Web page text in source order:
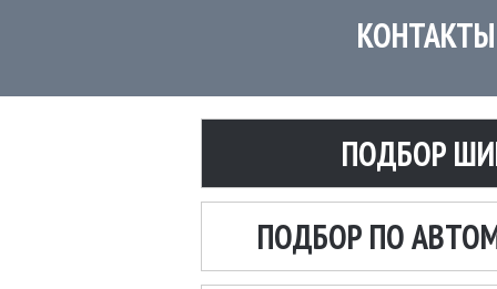
КОНТАКТЫ
ПОДБОР
ПОДБОР ПО